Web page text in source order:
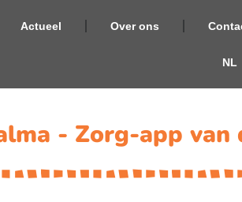
Actueel Over ons
NL
- Zorg-app van